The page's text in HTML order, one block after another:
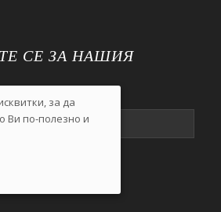
СЕ ЗА НАШИЯ
за да
Ви по-полезно и